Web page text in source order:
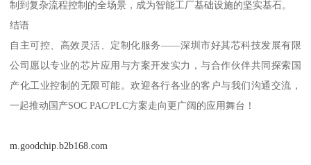
制到复杂流程控制的全场景，成为智能工厂基础设施的坚实基石。
结语
自主可控、高效灵活、定制化服务——深圳市好其芯科技发展有限
公司愿以专业的芯片应用与方案开发实力，与合作伙伴共同探索国
产化工业控制的无限可能。欢迎各行各业的客户与我们沟通交流，
一起推动国产SOC PAC/PLC方案走向更广阔的应用舞台！
m.goodchip.b2b168.com